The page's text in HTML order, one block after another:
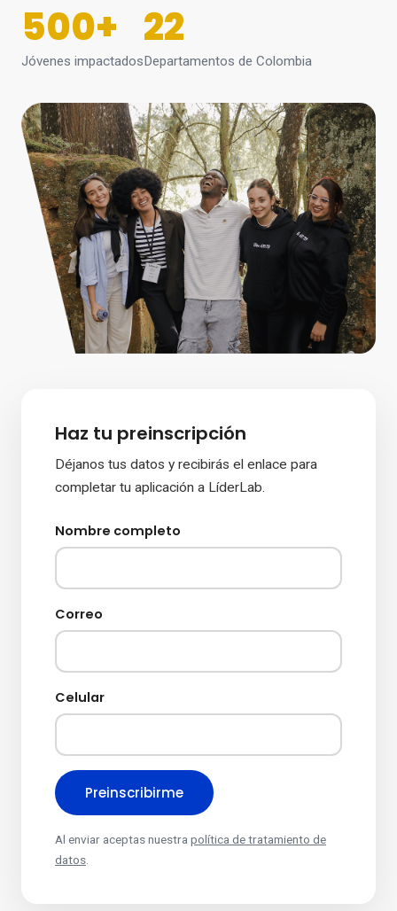
500+
Jóvenes impactados
22
Departamentos de Colombia
Haz tu preinscripción
Déjanos tus datos y recibirás el enlace para
completar tu aplicación a LíderLab.
Nombre completo
Correo
Celular
Preinscribirme
Al enviar aceptas nuestra política de tratamiento de
datos